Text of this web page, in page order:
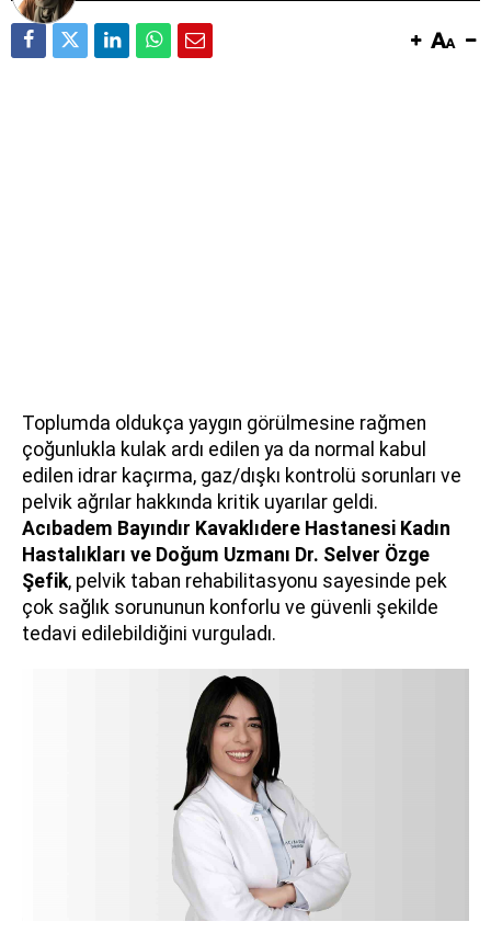
Toplumda oldukça yaygın görülmesine rağmen
çoğunlukla kulak ardı edilen ya da normal kabul
edilen idrar kaçırma, gaz/dışkı kontrolü sorunları ve
pelvik ağrılar hakkında kritik uyarılar geldi.
Acıbadem Bayındır Kavaklıdere Hastanesi Kadın
Hastalıkları ve Doğum Uzmanı Dr. Selver Özge
Şefik, pelvik taban rehabilitasyonu sayesinde pek
çok sağlık sorununun konforlu ve güvenli şekilde
tedavi edilebildiğini vurguladı.